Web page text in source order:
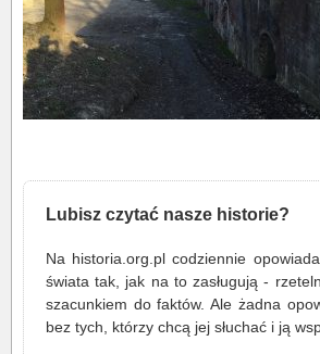
Lubisz czytać nasze historie?
Na historia.org.pl codziennie
świata tak, jak na to zasługują -
szacunkiem do faktów. Ale żadna
bez tych, którzy chcą jej słuchać i ją